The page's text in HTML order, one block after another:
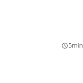
query_builder5min